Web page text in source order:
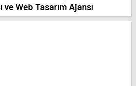
ve Web Tasarım Ajansı